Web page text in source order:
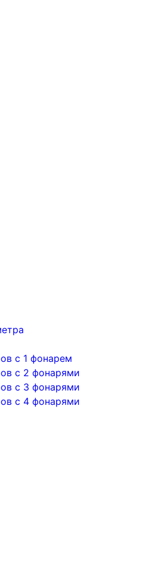
с 1 фонарем
с 2 фонарями
с 3 фонарями
с 4 фонарями